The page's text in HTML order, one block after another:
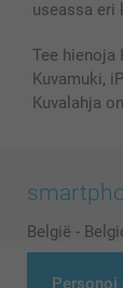
Personoi
useassa eri
Tee hienoja
Kuvamuki,
Kuvalahja
België -